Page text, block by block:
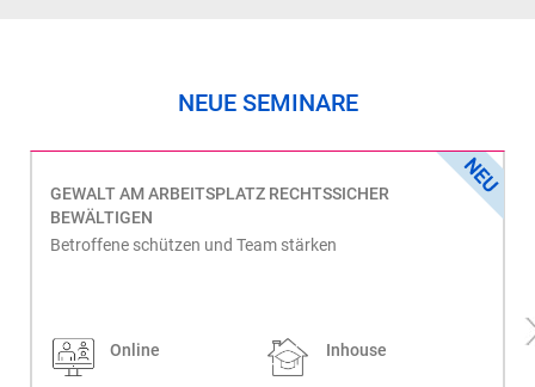
NEUE SEMINARE
GEWALT AM ARBEITSPLATZ RECHTSSICHER
BEWÄLTIGEN
Betroffene schützen und Team stärken
Online Inhouse